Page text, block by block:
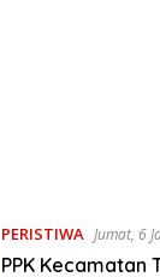
PERISTIWA Jumat, 6
PPK Kecamatan